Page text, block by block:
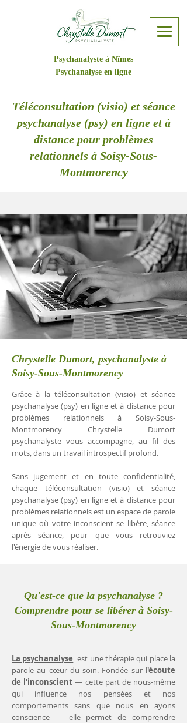
Psychanalyste à Nîmes
Psychanalyse en ligne
Téléconsultation (visio) et séance
psychanalyse (psy) en ligne et à
distance pour problèmes
relationnels à Soisy-Sous-
Montmorency
Chrystelle Dumort, psychanalyste à
Soisy-Sous-Montmorency
Grâce à la téléconsultation (visio) et séance
psychanalyse (psy) en ligne et à distance pour
problèmes relationnels à Soisy-Sous-
Montmorency Chrystelle Dumort
psychanalyste vous accompagne, au fil des
mots, dans un travail introspectif profond.
Sans jugement et en toute confidentialité,
chaque téléconsultation (visio) et séance
psychanalyse (psy) en ligne et à distance pour
problèmes relationnels est un espace de parole
unique où votre inconscient se libère, séance
après séance, pour que vous retrouviez
l'énergie de vous réaliser.
Qu'est-ce que la psychanalyse ?
Comprendre pour se libérer à Soisy-
Sous-Montmorency
La psychanalyse est une thérapie qui place la
parole au cœur du soin. Fondée sur l'écoute
de l'inconscient— cette part de nous-même
qui influence nos pensées et nos
comportements sans que nous en ayons
conscience — elle permet de comprendre